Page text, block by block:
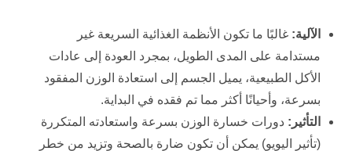
الآلية: غالبًا ما تكون الأنظمة الغذائية السريعة غير
مستدامة على المدى الطويل، بمجرد العودة إلى عادات
الأكل الطبيعية، يميل الجسم إلى استعادة الوزن المفقود
بسرعة، وأحيانًا أكثر مما تم فقده في البداية.
التأثير: دورات خسارة الوزن بسرعة واستعادته المتكررة
(تأثير اليويو) يمكن أن تكون ضارة بالصحة وتزيد من خطر